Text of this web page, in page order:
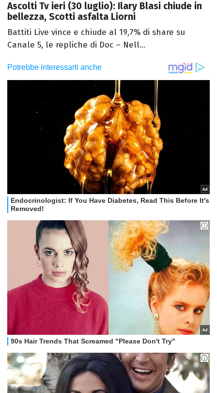
Ascolti Tv ieri (30 luglio): Ilary Blasi chiude in
bellezza, Scotti asfalta Liorni
Battiti Live vince e chiude al 19,7% di share su
Canale 5, le repliche di Doc – Nell...